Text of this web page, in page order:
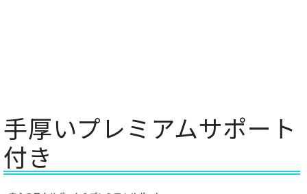
手厚いプレミアムサポート
付き